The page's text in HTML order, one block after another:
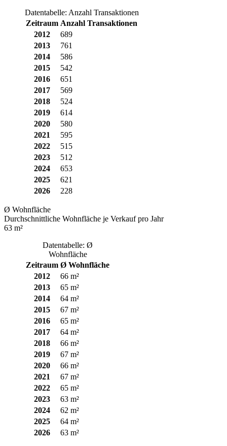
Datentabelle: Anzahl Transaktionen
Zeitraum Anzahl Transaktionen
2012
689
2013
761
2014
586
2015
542
2016
651
2017
569
2018
524
2019
614
2020
580
2021
595
2022
515
2023
512
2024
653
2025
621
2026
228
Ø Wohnfläche
Durchschnittliche Wohnfläche je Verkauf pro Jahr
63 m²
Datentabelle: Ø
Wohnfläche
Zeitraum Ø Wohnfläche
2012
66 m²
2013
65 m²
2014
64 m²
2015
67 m²
2016
65 m²
2017
64 m²
2018
66 m²
2019
67 m²
2020
66 m²
2021
67 m²
2022
65 m²
2023
63 m²
2024
62 m²
2025
64 m²
2026
63 m²